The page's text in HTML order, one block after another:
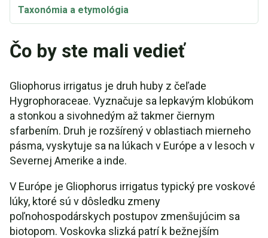
Taxonómia a etymológia
Čo by ste mali vedieť
Gliophorus irrigatus je druh huby z čeľade
Hygrophoraceae. Vyznačuje sa lepkavým klobúkom
a stonkou a sivohnedým až takmer čiernym
sfarbením. Druh je rozšírený v oblastiach mierneho
pásma, vyskytuje sa na lúkach v Európe a v lesoch v
Severnej Amerike a inde.
V Európe je Gliophorus irrigatus typický pre voskové
lúky, ktoré sú v dôsledku zmeny
poľnohospodárskych postupov zmenšujúcim sa
biotopom. Voskovka slizká patrí k bežnejším